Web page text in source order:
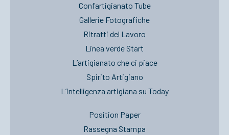
Confartigianato Tube
Gallerie Fotografiche
Ritratti del Lavoro
Linea verde Start
L’artigianato che ci piace
Spirito Artigiano
L’intelligenza artigiana su Today
Position Paper
Rassegna Stampa